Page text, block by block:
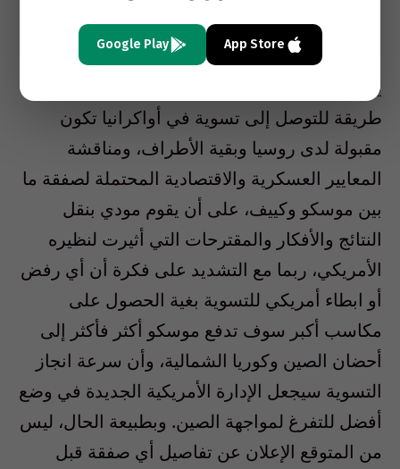
بوتين بزيارة إلى الهند. وطبقا لبعض المحللين
الهنود فإن هذه الزيارة قد تكون فرصة مناسبة لكي
يبحث مودي مع بوتين اقتراحات عملية حول أفضل
طريقة للتوصل إلى تسوية في أواكرانيا تكون
مقبولة لدى روسيا وبقية الأطراف، ومناقشة
المعايير العسكرية والاقتصادية المحتملة لصفقة ما
بين موسكو وكييف، على أن يقوم مودي بنقل
النتائج والأفكار والمقترحات التي أثيرت لنظيره
الأمريكي، ربما مع التشديد على فكرة أن أي رفض
أو ابطاء أمريكي للتسوية بغية الحصول على
مكاسب أكبر سوف تدفع موسكو أكثر فأكثر إلى
أحضان الصين وكوريا الشمالية، وأن سرعة انجاز
التسوية سيجعل الإدارة الأمريكية الجديدة في وضع
أفضل للتفرغ لمواجهة الصين. وبطبيعة الحال، ليس
من المتوقع الإعلان عن تفاصيل أي صفقة قبل
App Store
Google Play